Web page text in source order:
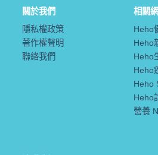
關於我們
隱私權政策
著作權聲明
聯絡我們
相關
Heho
Heho
Heho
Heho
Heho
Heho
營養